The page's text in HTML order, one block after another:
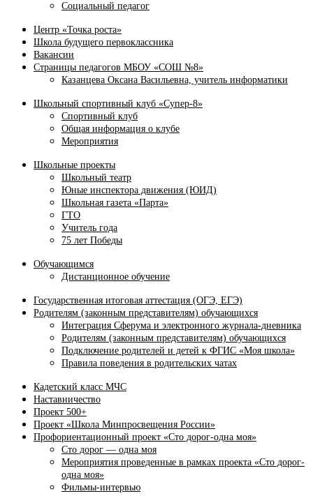
Социальный педагог
Центр «Точка роста»
Школа будущего первоклассника
Вакансии
Страницы педагогов МБОУ «СОШ №8»
Казанцева Оксана Васильевна, учитель информатики
Школьный спортивный клуб «Супер-8»
Спортивный клуб
Общая информация о клубе
Мероприятия
Школьные проекты
Школьный театр
Юные инспектора движения (ЮИД)
Школьная газета «Парта»
ГТО
Учитель года
75 лет Победы
Обучающимся
Дистанционное обучение
Государственная итоговая аттестация (ОГЭ, ЕГЭ)
Родителям (законным представителям) обучающихся
Интеграция Сферума и электронного журнала‑дневника
Родителям (законным представителям) обучающихся
Подключение родителей и детей к ФГИС «Моя школа»
Правила поведения в родительских чатах
Кадетский класс МЧС
Наставничество
Проект 500+
Проект «Школа Минпросвещения России»
Профориентационный проект «Сто дорог-одна моя»
Сто дорог — одна моя
Мероприятия проведенные в рамках проекта «Сто дорог-
одна моя»
Фильмы-интервью